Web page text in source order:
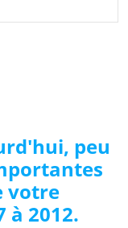
peu
votre
à 2012.